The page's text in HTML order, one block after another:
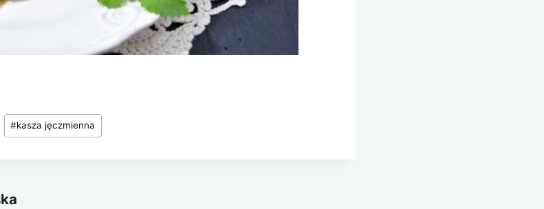
#kasza jęczmienna